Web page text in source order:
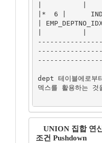
|*  6 |      INDEX
|
dept 테이블에로부
덱스를 활용하는
UNION 집합 연
조건 Pushdown